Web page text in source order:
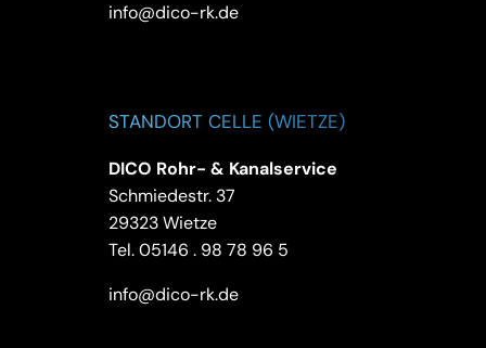
info@dico-rk.de
STANDORT CELLE (WIETZE)
DICO Rohr- & Kanalservice
Schmiedestr. 37
29323 Wietze
Tel.05146 . 98 78 96 5
info@dico-rk.de